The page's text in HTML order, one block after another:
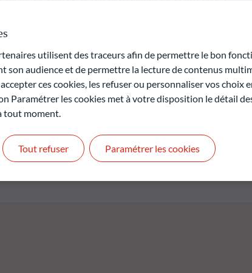
durable du fonds est de contribuer à la
découlant de la transition vers une économie bas carbone.
artificielle, une analyse ESG et carbone réduit cet
Le fonds est géré activement par l'équipe de gestion. Le
9 (1) du règlement (UE) 2019/2088 du 27 novembre
des services financiers (le "Règlement SFDR").
en capital.
des performances futures et ne sont pas constantes dans
utilisent des traceurs afin de permettre le bon
son audience et de permettre la lecture de contenus
ces cookies, les refuser ou personnaliser vos choix
Paramétrer les cookies met à votre disposition le détail
tout moment.
Tout refuser Paramétrer les cookies